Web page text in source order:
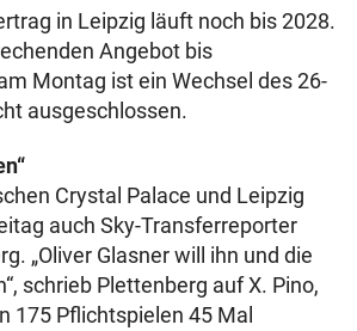
in Leipzig läuft noch bis 2028.
Angebot bis
Montag ist ein Wechsel des 26-
ausgeschlossen.
Crystal Palace und Leipzig
auch Sky-Transferreporter
„Oliver Glasner will ihn und die
schrieb Plettenberg auf X. Pino,
175 Pflichtspielen 45 Mal